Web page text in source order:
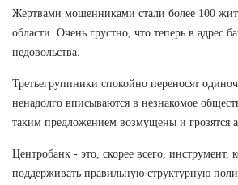
Жертвами мошенниками стали более 100
области. Очень грустно, что теперь в адрес
недовольства.
Третьегруппники спокойно переносят
ненадолго вписываются в незнакомое
таким предложением возмущены и грозятся
Центробанк - это, скорее всего, инструмент,
поддерживать правильную структурную